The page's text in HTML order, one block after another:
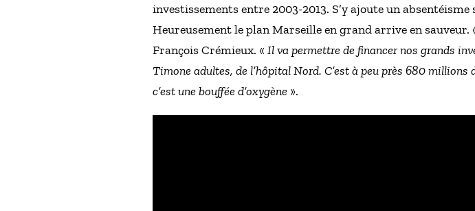
investissements entre 2003-2013. S’y ajoute un
Heureusement le plan Marseille en grand arrive en sauveur.
François Crémieux. « Il va permettre de financer nos grands
Timone adultes, de l’hôpital Nord. C’est à peu près 680 millions
c’est une bouffée d’oxygène ».